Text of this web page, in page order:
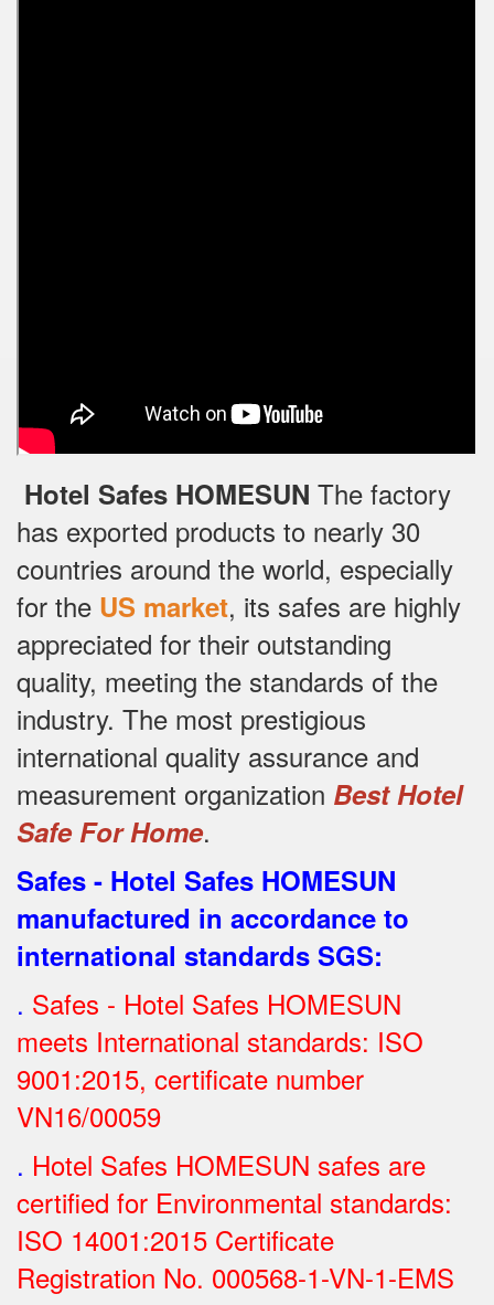
Hotel Safes HOMESUN The factory
has exported products to nearly 30
countries around the world, especially
for the US market, its safes are highly
appreciated for their outstanding
quality, meeting the standards of the
industry. The most prestigious
international quality assurance and
measurement organization Best Hotel
Safe For Home.
Safes - Hotel Safes HOMESUN
manufactured in accordance to
international standards SGS:
. Safes - Hotel Safes HOMESUN
meets International standards: ISO
9001:2015, certificate number
VN16/00059
. Hotel Safes HOMESUN safes are
certified for Environmental standards:
ISO 14001:2015 Certificate
Registration No. 000568-1-VN-1-EMS